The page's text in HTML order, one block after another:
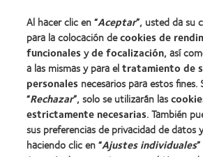
Usuario experimentado
Blog
Sobre nosotros
Carreras
Noticias
Al hacer clic en “Aceptar”, usted da su
para la colocación decookies de
funcionalesyde focalización, así
a las mismas y para eltratamiento de
personales necesarios para estos fines.
“Rechazar”, solo se utilizarán las
estrictamente necesarias. También
sus preferencias de privacidad de datos
haciendo clic en “Ajustes individuales